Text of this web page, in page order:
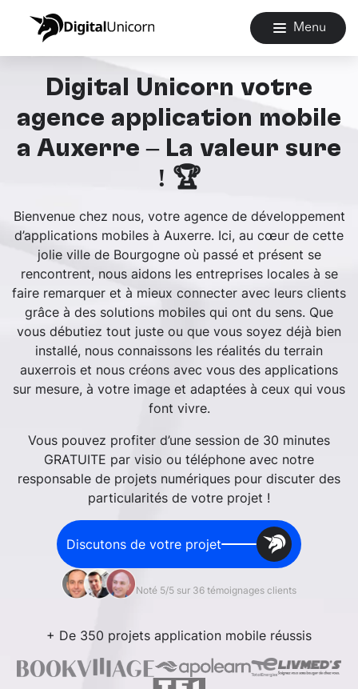
Menu
Digital Unicorn votre
agence application mobile
à Auxerre – La valeur sûre
! 🏆
Bienvenue chez nous, votre agence de développement
d’applications mobiles à Auxerre. Ici, au cœur de cette
jolie ville de Bourgogne où passé et présent se
rencontrent, nous aidons les entreprises locales à se
faire remarquer et à mieux connecter avec leurs clients
grâce à des solutions mobiles qui ont du sens. Que
vous débutiez tout juste ou que vous soyez déjà bien
installé, nous connaissons les réalités du terrain
auxerrois et nous créons avec vous des applications
sur mesure, à votre image et adaptées à ceux qui vous
font vivre.
Vous pouvez profiter d’une session de 30 minutes
GRATUITE par visio ou téléphone avec notre
responsable de projets numériques pour discuter des
particularités de votre projet !
Discutons de votre projet
Noté 5/5 sur 36 témoignages clients
+ De 350 projets application mobile réussis